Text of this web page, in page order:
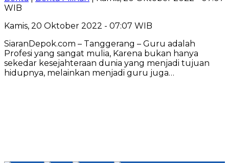
WIB
Kamis, 20 Oktober 2022 - 07:07 WIB
SiaranDepok.com – Tanggerang – Guru adalah
Profesi yang sangat mulia, Karena bukan hanya
sekedar kesejahteraan dunia yang menjadi tujuan
hidupnya, melainkan menjadi guru juga…